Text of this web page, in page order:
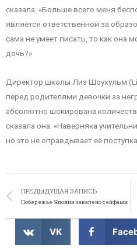
сказала: «Больше всего меня
является ответственной за
сама не умеет писать, то как она
дочь?»
Директор школы Лиз Шоухульм
перед родителями девочки за
абсолютно шокирована
сказала она. «Наверняка
но это не оправдывает её
ПРЕДЫДУЩАЯ ЗАПИСЬ
Побережье Японии завалено сейфами
VK